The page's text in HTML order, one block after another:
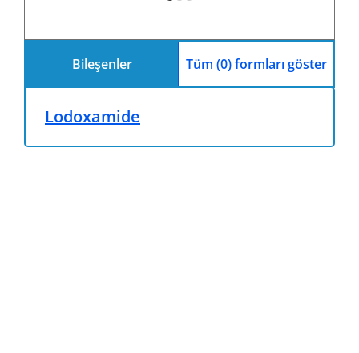
Bileşenler Tüm (0) formları göster
Lodoxamide